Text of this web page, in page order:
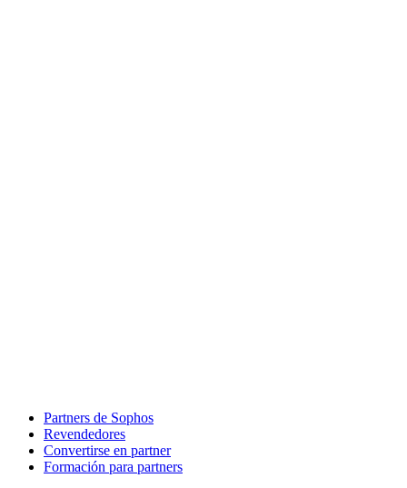
Partners de Sophos
Revendedores
Convertirse en partner
Formación para partners